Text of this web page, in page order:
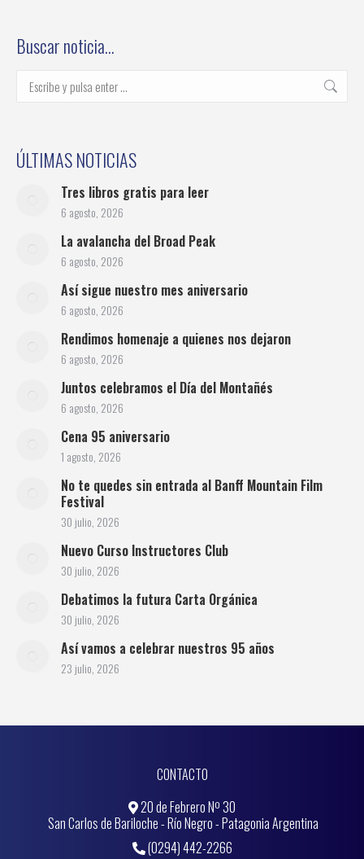
Buscar noticia…
Buscar:
ÚLTIMAS NOTICIAS
Tres libros gratis para leer
6 agosto, 2026
La avalancha del Broad Peak
6 agosto, 2026
Así sigue nuestro mes aniversario
6 agosto, 2026
Rendimos homenaje a quienes nos dejaron
6 agosto, 2026
Juntos celebramos el Día del Montañés
6 agosto, 2026
Cena 95 aniversario
1 agosto, 2026
No te quedes sin entrada al Banff Mountain Film
Festival
30 julio, 2026
Nuevo Curso Instructores Club
30 julio, 2026
Debatimos la futura Carta Orgánica
30 julio, 2026
Así vamos a celebrar nuestros 95 años
23 julio, 2026
CONTACTO
20 de Febrero Nº 30
San Carlos de Bariloche - Río Negro - Patagonia Argentina
(0294) 442-2266